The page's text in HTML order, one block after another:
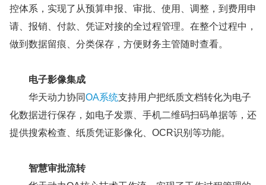
控体系，实现了从预算申报、审批、使用、调整，到费用申
请、报销、付款、凭证对接的全过程管理。在整个过程中，
做到数据留痕、分类保存，方便财务主管随时查看。
电子影像集成
华天动力协同OA系统支持用户把纸质文档转化为电子
化数据进行保存，如电子发票、手机二维码扫码单据等，还
提供搜索检查、纸质凭证影像化、OCR识别等功能。
智慧审批流转